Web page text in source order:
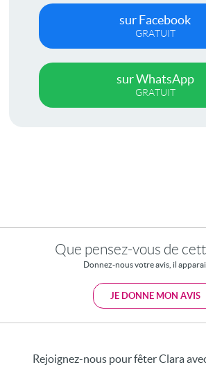
sur Facebook
GRATUIT
sur WhatsApp
GRATUIT
Que pensez-vous de
Donnez-nous votre avis, il
JE DONNE MON AVIS
Rejoignez-nous pour fêter Clara